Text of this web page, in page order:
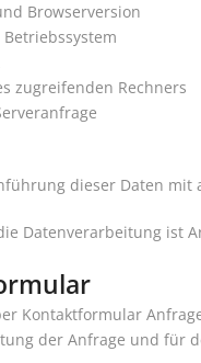
Browserversion
zugreifenden Rechners
dieser Daten
Datenverarbeitung ist
Kontaktformular
der Anfrage und für